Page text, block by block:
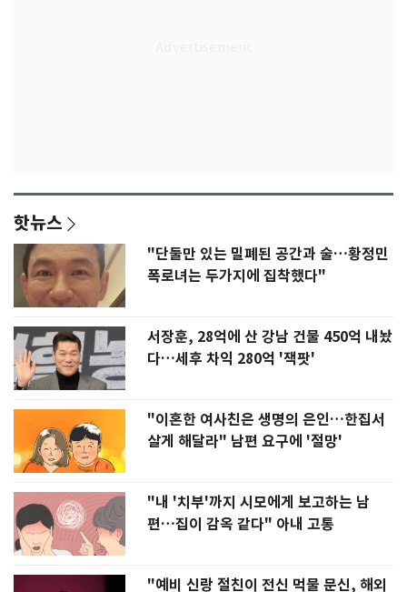
핫뉴스
"단둘만 있는 밀폐된 공간과 술…황정민
폭로녀는 두가지에 집착했다"
서장훈, 28억에 산 강남 건물 450억 내놨
다…세후 차익 280억 '잭팟'
"이혼한 여사친은 생명의 은인…한집서
살게 해달라" 남편 요구에 '절망'
"내 '치부'까지 시모에게 보고하는 남
편…집이 감옥 같다" 아내 고통
"예비 신랑 절친이 전신 먹물 문신, 해외